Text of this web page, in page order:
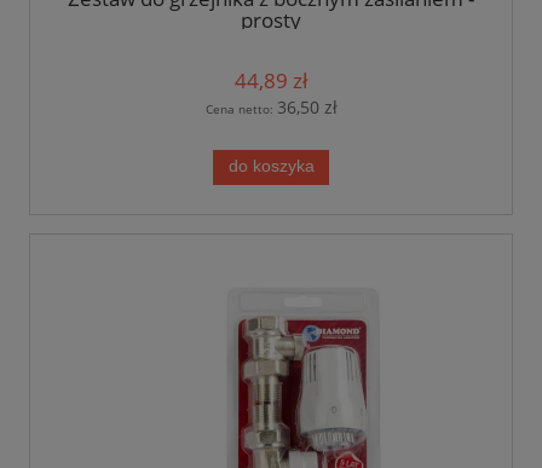
prosty
44,89 zł
Cena netto: 36,50 zł
do koszyka